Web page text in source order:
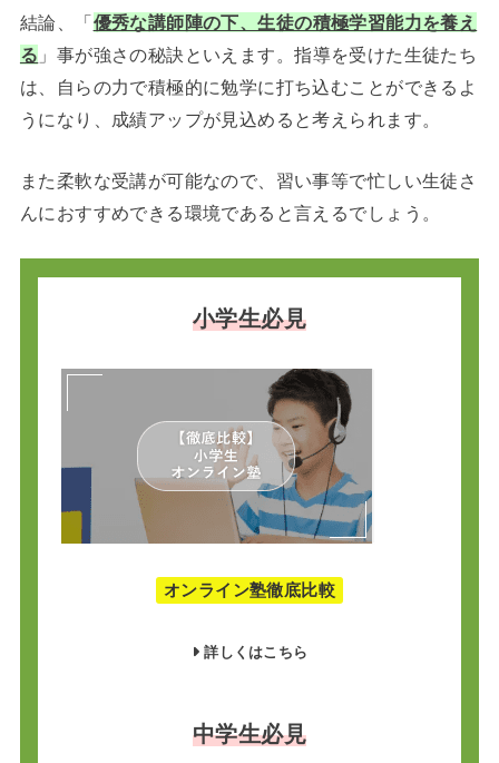
結論、「優秀な講師陣の下、生徒の積極学習能力を養え
る 」事が強さの秘訣といえます。指導を受けた生徒たち
は、自らの力で積極的に勉学に打ち込むことができるよ
うになり、成績アップが見込めると考えられます。
また柔軟な受講が可能なので、習い事等で忙しい生徒さ
んにおすすめできる環境であると言えるでしょう。
小学生必見
オンライン塾徹底比較
詳しくはこちら
中学生必見